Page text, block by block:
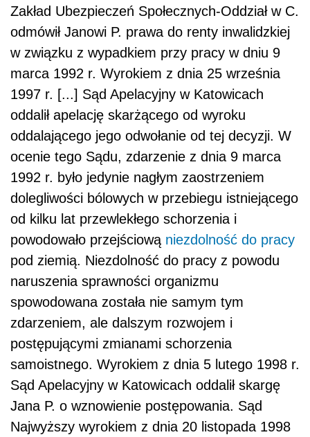
Zakład Ubezpieczeń Społecznych-Oddział w C.
odmówił Janowi P. prawa do renty inwalidzkiej
w związku z wypadkiem przy pracy w dniu 9
marca 1992 r. Wyrokiem z dnia 25 września
1997 r. [...] Sąd Apelacyjny w Katowicach
oddalił apelację skarżącego od wyroku
oddalającego jego odwołanie od tej decyzji. W
ocenie tego Sądu, zdarzenie z dnia 9 marca
1992 r. było jedynie nagłym zaostrzeniem
dolegliwości bólowych w przebiegu istniejącego
od kilku lat przewlekłego schorzenia i
powodowało przejściową niezdolność do pracy
pod ziemią. Niezdolność do pracy z powodu
naruszenia sprawności organizmu
spowodowana została nie samym tym
zdarzeniem, ale dalszym rozwojem i
postępującymi zmianami schorzenia
samoistnego. Wyrokiem z dnia 5 lutego 1998 r.
Sąd Apelacyjny w Katowicach oddalił skargę
Jana P. o wznowienie postępowania. Sąd
Najwyższy wyrokiem z dnia 20 listopada 1998